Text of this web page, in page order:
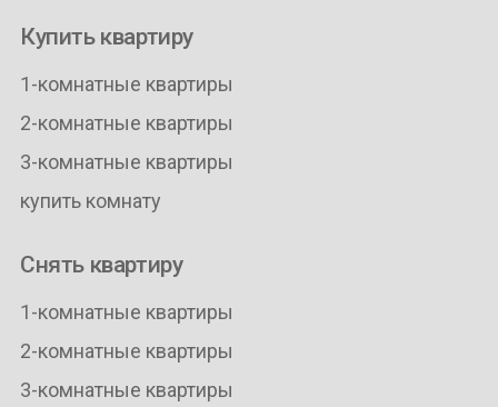
Купить квартиру
1-комнатные квартиры
2-комнатные квартиры
3-комнатные квартиры
купить комнату
Снять квартиру
1-комнатные квартиры
2-комнатные квартиры
3-комнатные квартиры